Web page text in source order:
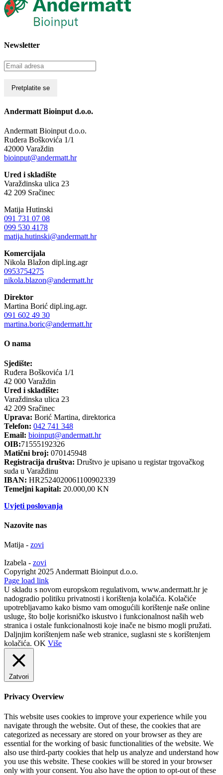
Newsletter
Andermatt Bioinput d.o.o.
Andermatt Bioinput d.o.o.
Ruđera Boškovića 1/1
42000 Varaždin
bioinput@andermatt.hr
Ured i skladište
Varaždinska ulica 23
42 209 Sračinec
Matija Hutinski
091 731 07 08
099 530 4178
matija.hutinski@andermatt.hr
Komercijala
Nikola Blažon dipl.ing.agr
0953754275
nikola.blazon@andermatt.hr
Direktor
Martina Borić dipl.ing.agr.
091 602 49 30
martina.boric@andermatt.hr
O nama
Sjedište:
Ruđera Boškovića 1/1
42 000 Varaždin
Ured i skladište:
Varaždinska ulica 23
42 209 Sračinec
Uprava: Borić Martina, direktorica
Telefon: 042 741 348
Email: bioinput@andermatt.hr
OIB:71555192326
Matični broj: 070145948
Registracija društva: Društvo je upisano u registar trgovačkog
suda u Varaždinu
IBAN: HR2524020061100902339
Temeljni kapital: 20.000,00 KN
Uvjeti poslovanja
Nazovite nas
Matija - zovi
Izabela - zovi
Copyright 2025 Andermatt Bioinput d.o.o.
Facebook
Page load link
U skladu s novom europskom regulativom, www.andermatt.hr je
nadogradio politiku privatnosti i korištenja kolačića. Kolačiće
upotrebljavamo kako bismo vam omogućili korištenje naše online
usluge, što bolje korisničko iskustvo i funkcionalnost naših web
stranica i ostale funkcionalnosti koje inače ne bismo mogli pružati.
Daljnjim korištenjem naše web stranice, suglasni ste s korištenjem
kolačića. OK Više
Zatvori
Privacy Overview
This website uses cookies to improve your experience while you
navigate through the website. Out of these, the cookies that are
categorized as necessary are stored on your browser as they are
essential for the working of basic functionalities of the website. We
also use third-party cookies that help us analyze and understand how
you use this website. These cookies will be stored in your browser
only with your consent. You also have the option to opt-out of these